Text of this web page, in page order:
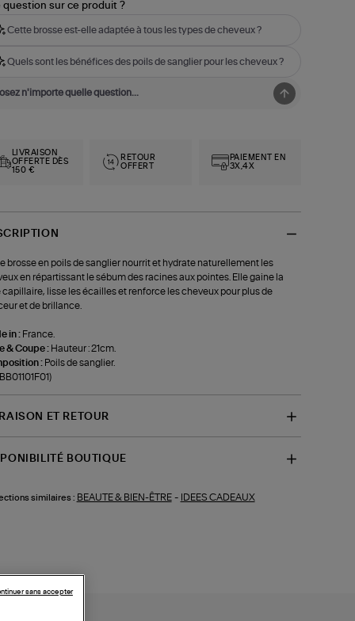
question sur ce produit ?
Cette brosse est-elle adaptée à tous les types de cheveux ?
Quels sont les bénéfices des poils de sanglier pour les cheveux ?
LIVRAISON
OFFERTE DÈS
150 €
RETOUR
OFFERT
PAIEMENT EN
3X,4X
brosse en poils de sanglier nourrit et hydrate naturellement les
en répartissant le sébum des racines aux pointes. Elle gaine la
capillaire, lisse les écailles et renforce les cheveux pour plus de
et de brillance.
in : France.
& Coupe : Hauteur : 21cm.
: Poils de sanglier.
ET RETOUR
BOUTIQUE
similaires : BEAUTE & BIEN-ÊTRE- IDEES CADEAUX
sans accepter